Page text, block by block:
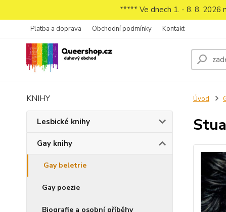
***** Ve dnech 1. - 8. 8. 2026
Platba a doprava Obchodní podmínky Kontakt
KNIHY
Lesbické knihy
Gay knihy
Gay beletrie
Gay poezie
Biografie a osobní příběhy
Úvod